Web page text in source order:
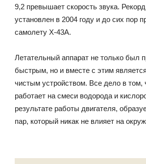
9,2 превышает скорость звука.
установлен в 2004 году и до сих пор
самолету X-43A.
Летательный аппарат не только был
быстрым, но и вместе с этим
чистым устройством. Все дело в том,
работает на смеси водорода и
результате работы двигателя,
пар, который никак не влияет на